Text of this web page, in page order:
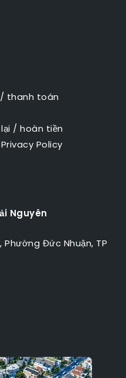
thanh toán
/ hoàn tiền
Privacy Policy
Nguyên
Phường Đức Nhuận, TP